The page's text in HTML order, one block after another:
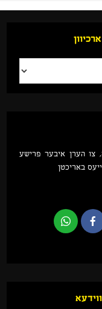
צו הערן איבער פרישע
באריכטן